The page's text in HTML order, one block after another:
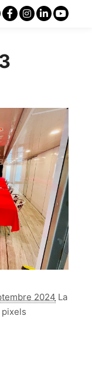
2024 La
pixels